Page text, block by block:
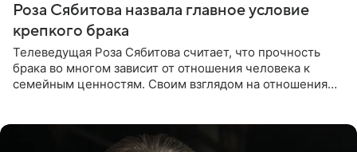
Роза Сябитова назвала главное условие
крепкого брака
Телеведущая Роза Сябитова считает, что прочность
брака во многом зависит от отношения человека к
семейным ценностям. Своим взглядом на отношения